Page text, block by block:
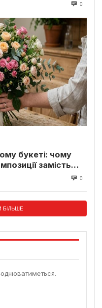
0
букеті: чому
замість
0
БІЛЬШЕ